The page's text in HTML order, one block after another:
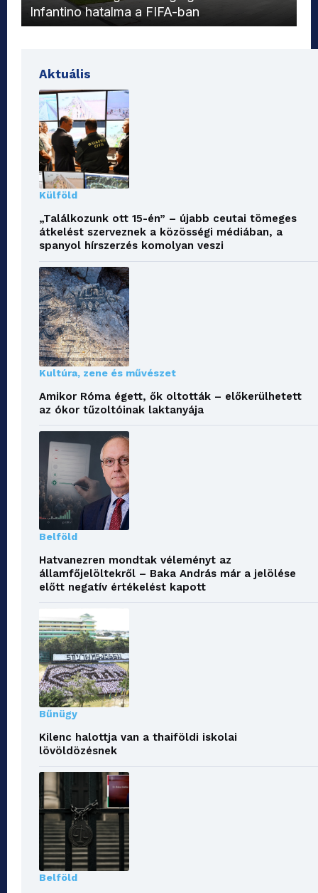
Infantino hatalma a FIFA-ban
Aktuális
Külföld
„Találkozunk ott 15-én” – újabb ceutai tömeges
átkelést szerveznek a közösségi médiában, a
spanyol hírszerzés komolyan veszi
Kultúra, zene és művészet
Amikor Róma égett, ők oltották – előkerülhetett
az ókor tűzoltóinak laktanyája
Belföld
Hatvanezren mondtak véleményt az
államfőjelöltekről – Baka András már a jelölése
előtt negatív értékelést kapott
Bűnügy
Kilenc halottja van a thaiföldi iskolai
lövöldözésnek
Belföld